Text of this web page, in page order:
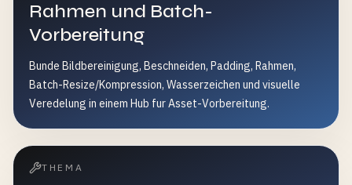
Rahmen und Batch-
Vorbereitung
Bunde Bildbereinigung, Beschneiden, Padding, Rahmen,
Batch-Resize/Kompression, Wasserzeichen und visuelle
Veredelung in einem Hub fur Asset-Vorbereitung.
THEMA